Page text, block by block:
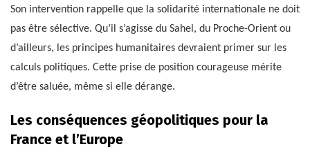
Son intervention rappelle que la solidarité internationale ne doit
pas être sélective. Qu’il s’agisse du Sahel, du Proche-Orient ou
d’ailleurs, les principes humanitaires devraient primer sur les
calculs politiques. Cette prise de position courageuse mérite
d’être saluée, même si elle dérange.
Les conséquences géopolitiques pour la
France et l’Europe